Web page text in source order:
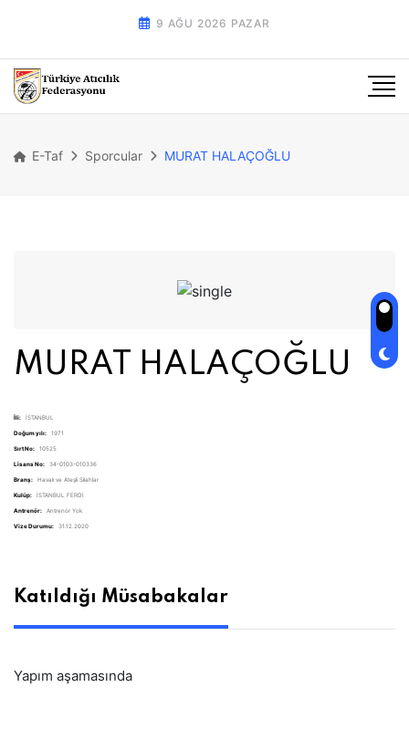
9 AĞU 2026 PAZAR
E-Taf Sporcular MURAT HALAÇOĞLU
MURAT HALAÇOĞLU
İli: İSTANBUL
Doğum yılı: 1971
Sırt No: 10525
Lisans No: 34-0103-010336
Branş: Havalı ve Ateşli Silahlar
Kulüp: İSTANBUL FERDİ
Antrenör: Antrenör Yok
Vize Durumu: 31.12.2020
Katıldığı Müsabakalar
Yapım aşamasında